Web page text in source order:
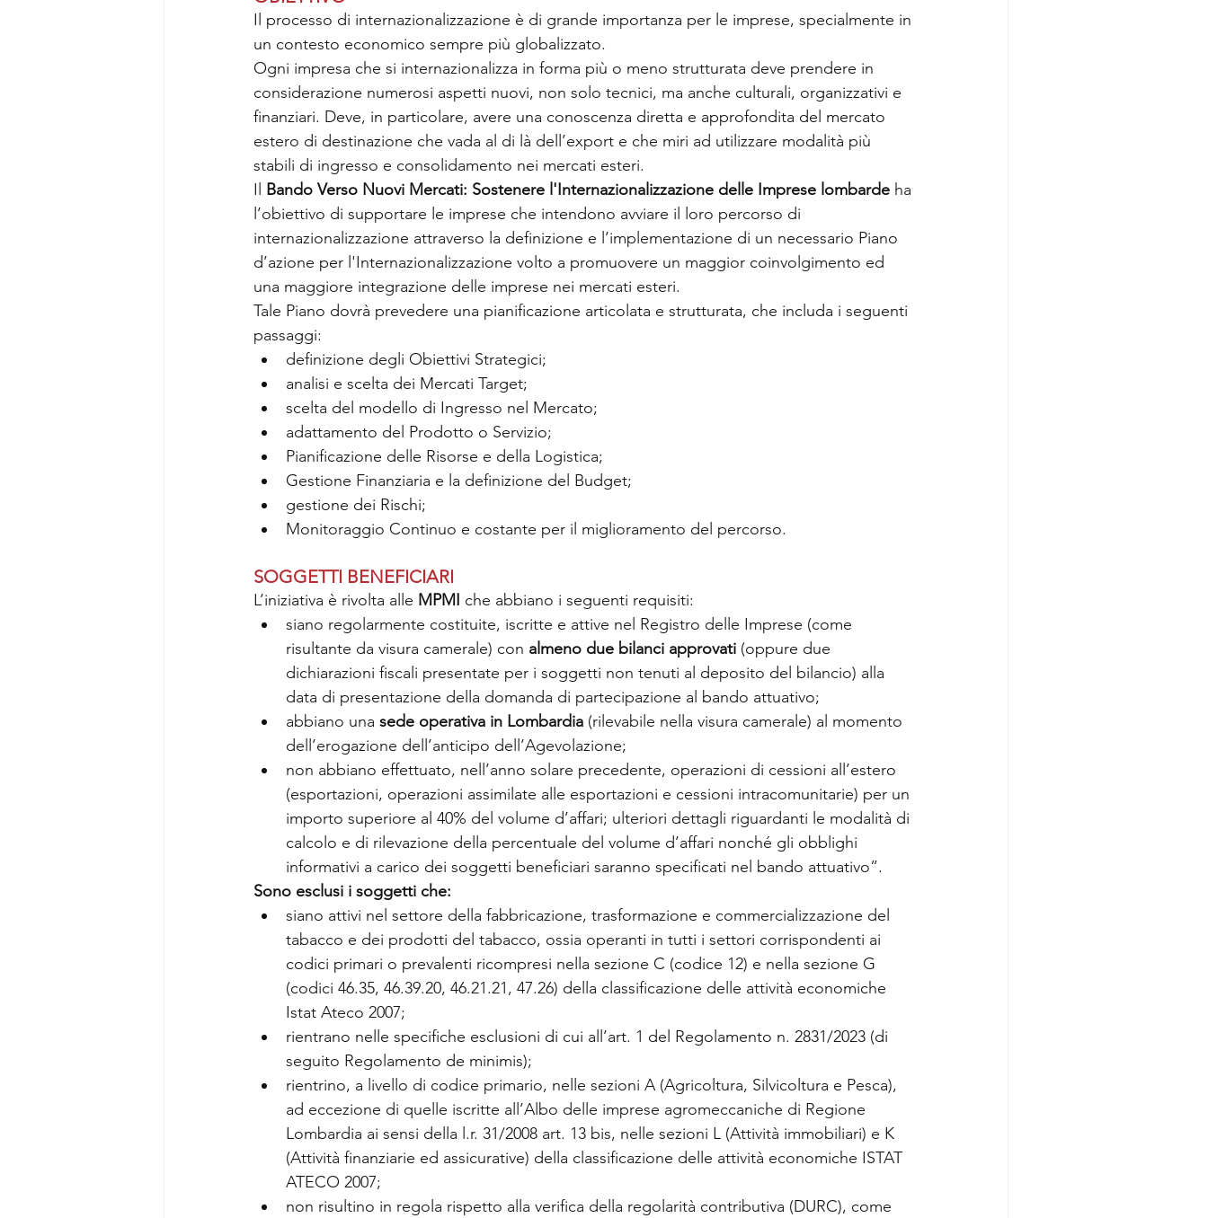
Il processo di internazionalizzazione è di grande importanza per le imprese, specialmente in
un contesto economico sempre più globalizzato.
Ogni impresa che si internazionalizza in forma più o meno strutturata deve prendere in
considerazione numerosi aspetti nuovi, non solo tecnici, ma anche culturali, organizzativi e
finanziari. Deve, in particolare, avere una conoscenza diretta e approfondita del mercato
estero di destinazione che vada al di là dell’export e che miri ad utilizzare modalità più
stabili di ingresso e consolidamento nei mercati esteri.
Il Bando Verso Nuovi Mercati: Sostenere l'Internazionalizzazione delle Imprese lombarde ha
l’obiettivo di supportare le imprese che intendono avviare il loro percorso di
internazionalizzazione attraverso la definizione e l’implementazione di un necessario Piano
d’azione per l'Internazionalizzazione volto a promuovere un maggior coinvolgimento ed
una maggiore integrazione delle imprese nei mercati esteri.
Tale Piano dovrà prevedere una pianificazione articolata e strutturata, che includa i seguenti
passaggi:
definizione degli Obiettivi Strategici;
analisi e scelta dei Mercati Target;
scelta del modello di Ingresso nel Mercato;
adattamento del Prodotto o Servizio;
Pianificazione delle Risorse e della Logistica;
Gestione Finanziaria e la definizione del Budget;
gestione dei Rischi;
Monitoraggio Continuo e costante per il miglioramento del percorso.
SOGGETTI BENEFICIARI
L’iniziativa è rivolta alle MPMI che abbiano i seguenti requisiti:
siano regolarmente costituite, iscritte e attive nel Registro delle Imprese (come
risultante da visura camerale) con almeno due bilanci approvati (oppure due
dichiarazioni fiscali presentate per i soggetti non tenuti al deposito del bilancio) alla
data di presentazione della domanda di partecipazione al bando attuativo;
abbiano una sede operativa in Lombardia (rilevabile nella visura camerale) al momento
dell’erogazione dell’anticipo dell’Agevolazione;
non abbiano effettuato, nell’anno solare precedente, operazioni di cessioni all’estero
(esportazioni, operazioni assimilate alle esportazioni e cessioni intracomunitarie) per un
importo superiore al 40% del volume d’affari; ulteriori dettagli riguardanti le modalità di
calcolo e di rilevazione della percentuale del volume d’affari nonché gli obblighi
informativi a carico dei soggetti beneficiari saranno specificati nel bando attuativo”.
Sono esclusi i soggetti che:
siano attivi nel settore della fabbricazione, trasformazione e commercializzazione del
tabacco e dei prodotti del tabacco, ossia operanti in tutti i settori corrispondenti ai
codici primari o prevalenti ricompresi nella sezione C (codice 12) e nella sezione G
(codici 46.35, 46.39.20, 46.21.21, 47.26) della classificazione delle attività economiche
Istat Ateco 2007;
rientrano nelle specifiche esclusioni di cui all’art. 1 del Regolamento n. 2831/2023 (di
seguito Regolamento de minimis);
rientrino, a livello di codice primario, nelle sezioni A (Agricoltura, Silvicoltura e Pesca),
ad eccezione di quelle iscritte all’Albo delle imprese agromeccaniche di Regione
Lombardia ai sensi della l.r. 31/2008 art. 13 bis, nelle sezioni L (Attività immobiliari) e K
(Attività finanziarie ed assicurative) della classificazione delle attività economiche ISTAT
ATECO 2007;
non risultino in regola rispetto alla verifica della regolarità contributiva (DURC), come